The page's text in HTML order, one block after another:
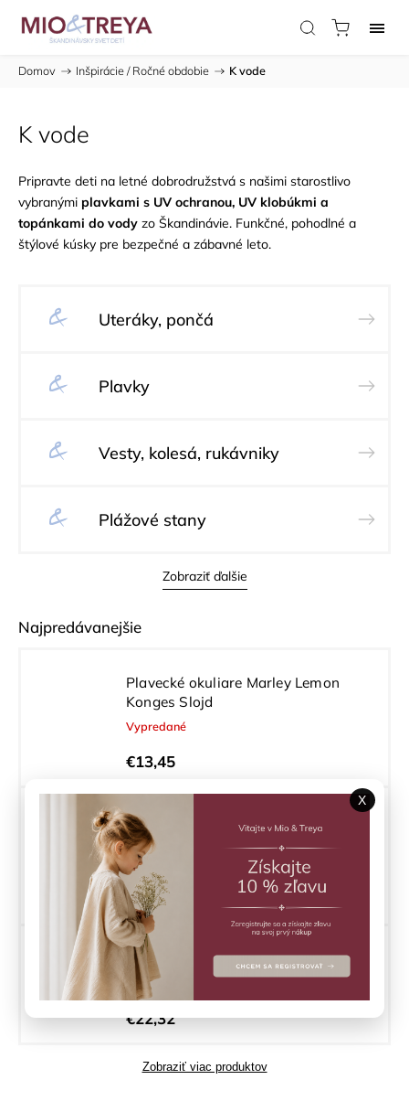
Domov / Inšpirácie / Ročné obdobie / K vode
K vode
Pripravte deti na letné dobrodružstvá s našimi starostlivo
vybranými plavkami s UV ochranou, UV klobúkmi a
topánkami do vody zo Škandinávie. Funkčné, pohodlné a
štýlové kúsky pre bezpečné a zábavné leto.
Uteráky, pončá
Plavky
Vesty, kolesá, rukávniky
Plážové stany
Zobraziť ďalšie
Najpredávanejšie
Plavecké okuliare Marley Lemon
Konges Slojd
Vypredané
€13,45
Šnorchel set Mello Lemon Konges
Slojd
Vypredané
€33,75
Plavky Pearl Blush HUTTELIHUT
Skladom
€22,32
Zobraziť viac produktov
X